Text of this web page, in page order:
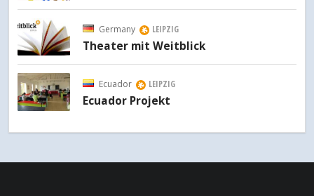
Germany LEIPZIG
Theater mit Weitblick
Ecuador LEIPZIG
Ecuador Projekt